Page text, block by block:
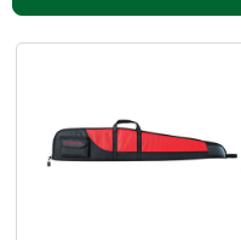
e
p
V